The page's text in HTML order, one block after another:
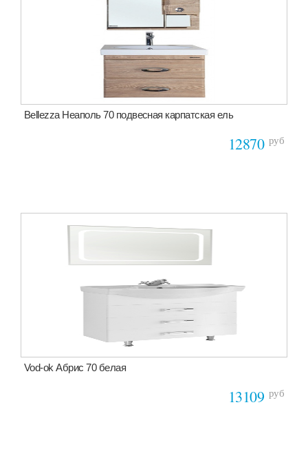
Bellezza Неаполь 70 подвесная карпатская ель
12870 руб
Vod-ok Абрис 70 белая
13109 руб